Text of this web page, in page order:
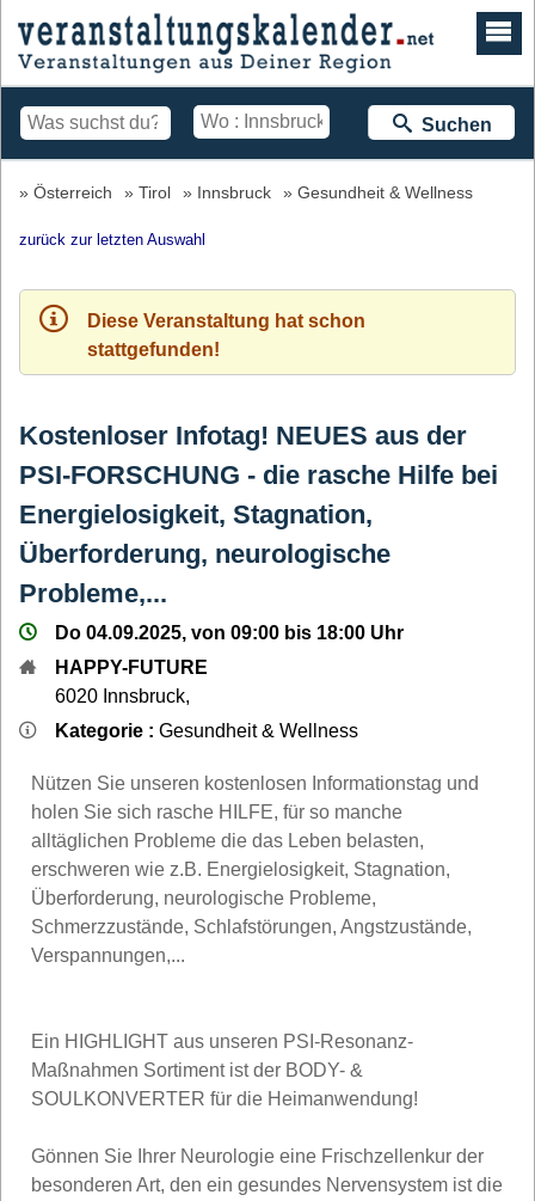
Suchen
Österreich Tirol Innsbruck Gesundheit & Wellness
zurück zur letzten Auswahl
Diese Veranstaltung hat schon
stattgefunden!
Kostenloser Infotag! NEUES aus der
PSI-FORSCHUNG - die rasche Hilfe bei
Energielosigkeit, Stagnation,
Überforderung, neurologische
Probleme,...
Do 04.09.2025, von 09:00 bis 18:00 Uhr
HAPPY-FUTURE
6020 Innsbruck,
Kategorie : Gesundheit & Wellness
Nützen Sie unseren kostenlosen Informationstag und
holen Sie sich rasche HILFE, für so manche
alltäglichen Probleme die das Leben belasten,
erschweren wie z.B. Energielosigkeit, Stagnation,
Überforderung, neurologische Probleme,
Schmerzzustände, Schlafstörungen, Angstzustände,
Verspannungen,...
Ein HIGHLIGHT aus unseren PSI-Resonanz-
Maßnahmen Sortiment ist der BODY- &
SOULKONVERTER für die Heimanwendung!
Gönnen Sie Ihrer Neurologie eine Frischzellenkur der
besonderen Art, den ein gesundes Nervensystem ist die